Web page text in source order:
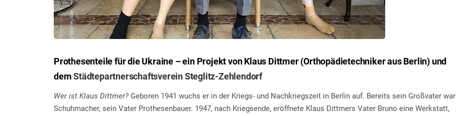
Prothesenteile für die Ukraine – ein Projekt von Klaus Dittmer (Orthopädietechniker aus Berlin) und
demStädtepartnerschaftsverein Steglitz-Zehlendorf
Wer ist Klaus Dittmer? Geboren 1941 wuchs er in der Kriegs- und Nachkriegszeit in Berlin auf. Bereits sein Großvater war
Schuhmacher, sein Vater Prothesenbauer. 1947, nach Kriegsende, eröffnete Klaus Dittmers Vater Bruno eine Werkstatt,